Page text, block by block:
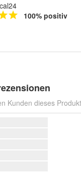
100% positiv
Kunden dieses